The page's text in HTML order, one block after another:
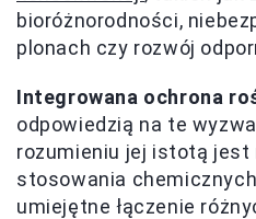
bioróżnorodności,
plonach czy rozwój
Integrowana ochrona
odpowiedzią na te
rozumieniu jej istotą jest
stosowania
umiejętne łączenie